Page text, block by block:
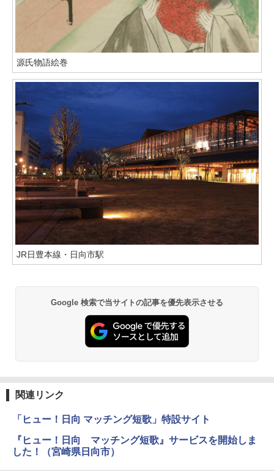
源氏物語絵巻
JR日豊本線・日向市駅
Google 検索で当サイトの記事を優先表示させる
関連リンク
「ヒュー！日向 マッチング短歌」特設サイト
『ヒュー！日向 マッチング短歌』サービスを開始しま
した！（宮崎県日向市）